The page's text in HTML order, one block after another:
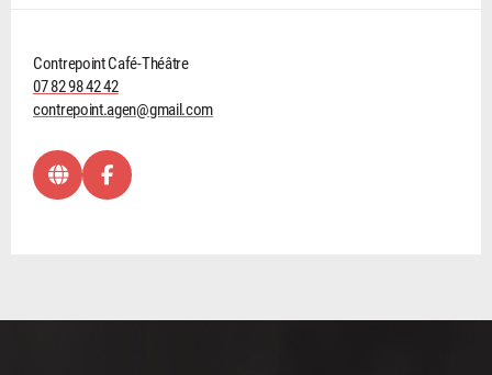
Contrepoint Café-Théâtre
07 82 98 42 42
contrepoint.agen@gmail.com